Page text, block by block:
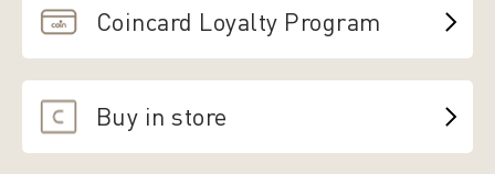
Coincard Loyalty Program
Buy in store